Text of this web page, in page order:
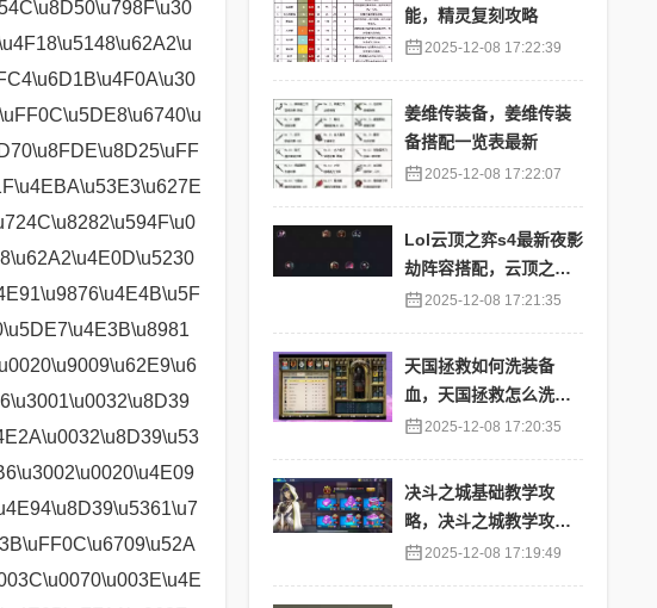
能，精灵复刻攻略
2025-12-08 17:22:39
姜维传装备，姜维传装
备搭配一览表最新
2025-12-08 17:22:07
Lol云顶之弈s4最新夜影
劫阵容搭配，云顶之奕
夜影劫阵容
2025-12-08 17:21:35
天国拯救如何洗装备
血，天国拯救怎么洗衣
服 2025-12-08 17:20:35
决斗之城基础教学攻
略，决斗之城教学攻略2
1112025-12-08 17:19:49